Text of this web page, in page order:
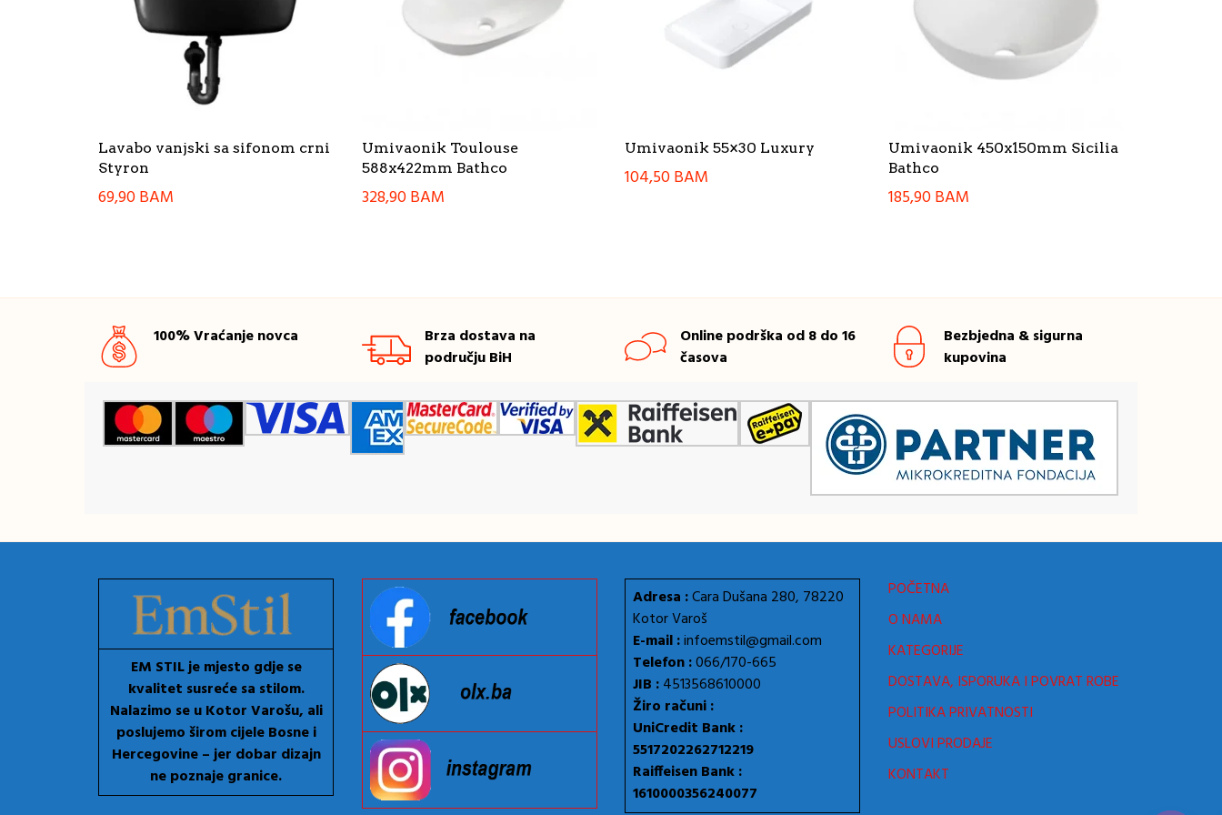
Lavabo vanjski sa sifonom crni
Styron
69,90BAM
Umivaonik Toulouse
588x422mm Bathco
328,90BAM
Umivaonik 55×30 Luxury
104,50BAM
Umivaonik 450x150mm Sicilia
Bathco
185,90BAM
100% Vraćanje novca
Brza dostava na
području BiH
Online podrška od 8 do 16
časova
Bezbjedna & sigurna
kupovina
EM STIL je mjesto gdje se
kvalitet susreće sa stilom.
Nalazimo se u Kotor Varošu, ali
poslujemo širom cijele Bosne i
Hercegovine – jer dobar dizajn
ne poznaje granice.
Adresa :Cara Dušana 280, 78220
Kotor Varoš
E-mail :infoemstil@gmail.com
Telefon :066/170-665
JIB :4513568610000
Žiro računi :
UniCredit Bank :
5517202262712219
Raiffeisen Bank :
1610000356240077
POČETNA
O NAMA
KATEGORIJE
DOSTAVA, ISPORUKA I POVRAT ROBE
POLITIKA PRIVATNOSTI
USLOVI PRODAJE
KONTAKT